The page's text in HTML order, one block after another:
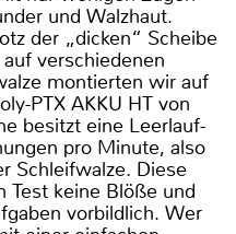
und Walzhaut.
der „dicken“ Scheibe
verschiedenen
montierten wir auf
PTX AKKU HT von
besitzt eine Leerlauf-
pro Minute, also
Schleifwalze. Diese
Test keine Blöße und
vorbildlich. Wer